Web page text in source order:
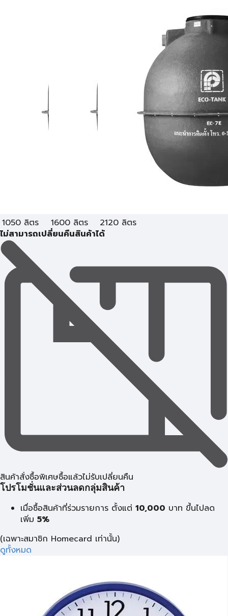
1050 ลิตร 1600 ลิตร
2120 ลิตร
ไม่สามารถเปลี่ยนคืนสินค้าได้
สินค้าสั่งซื้อพิเศษซื้อแล้วไม่รับเปลี่ยนคืน
โปรโมชั่นและส่วนลดกลุ่มสินค้า
เมื่อซื้อสินค้าที่ร่วมรายการ ตั้งแต่ 10,000 บาท ขึ้นไปลด
เพิ่ม 5%
(เฉพาะสมาชิก Homecard เท่านั้น)
ดูทั้งหมด